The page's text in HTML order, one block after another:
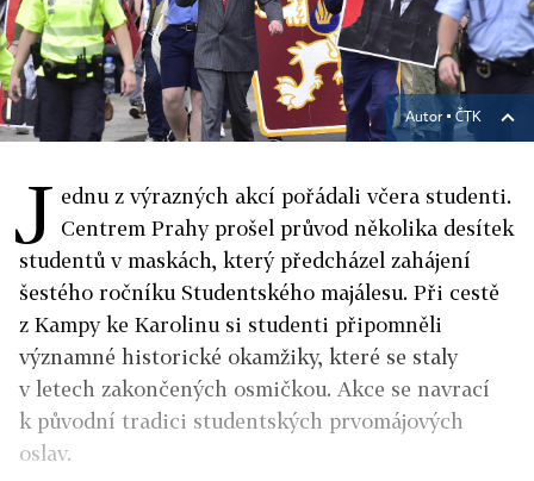
Autor ▪ ČTK
J ednu z výrazných akcí pořádali včera studenti.
Centrem Prahy prošel průvod několika desítek
studentů v maskách, který předcházel zahájení
šestého ročníku Studentského majálesu. Při cestě
z Kampy ke Karolinu si studenti připomněli
významné historické okamžiky, které se staly
v letech zakončených osmičkou. Akce se navrací
k původní tradici studentských prvomájových
oslav.